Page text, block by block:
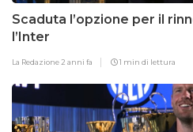
Scaduta l’opzione per il
l’Inter
La Redazione 2 anni fa 1 min di lettura